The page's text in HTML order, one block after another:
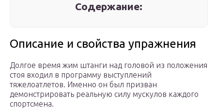
Содержание:
Описание и свойства упражнения
Долгое время жим штанги над головой из положения
стоя входил в программу выступлений
тяжелоатлетов. Именно он был призван
демонстрировать реальную силу мускулов каждого
спортсмена.